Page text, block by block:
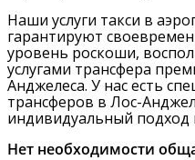
Наши услуги такси в
гарантируют
уровень роскоши,
услугами трансфера
Анджелеса. У нас есть
трансферов в Лос-
индивидуальный подход
Нет необходимости